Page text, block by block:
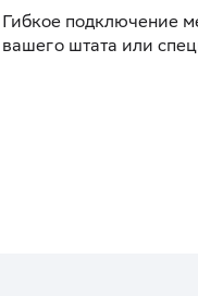
Гибкое подключение
вашего штата или